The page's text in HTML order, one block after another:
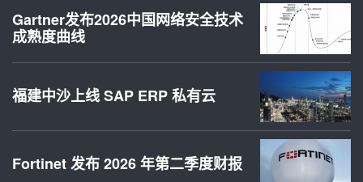
Gartner发布2026中国网络安全技术
成熟度曲线
福建中沙上线 SAP ERP 私有云
Fortinet 发布 2026 年第二季度财报